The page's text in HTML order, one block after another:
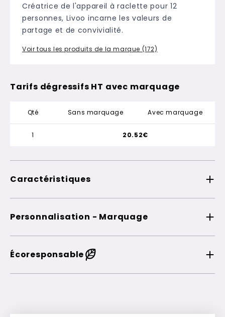
Créatrice de l'appareil à raclette pour 12
personnes, Livoo incarne les valeurs de
partage et de convivialité.
Voir tous les produits de la marque (172)
Tarifs dégressifs HT avec marquage
Qté Sans marquage Avec marquage
1 20.52€
Caractéristiques
Personnalisation - Marquage
Écoresponsable